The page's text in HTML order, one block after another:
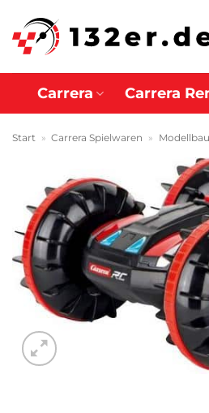
Inhalt
springen
Carrera Carrera
Start » Carrera Spielwaren » Modellbau